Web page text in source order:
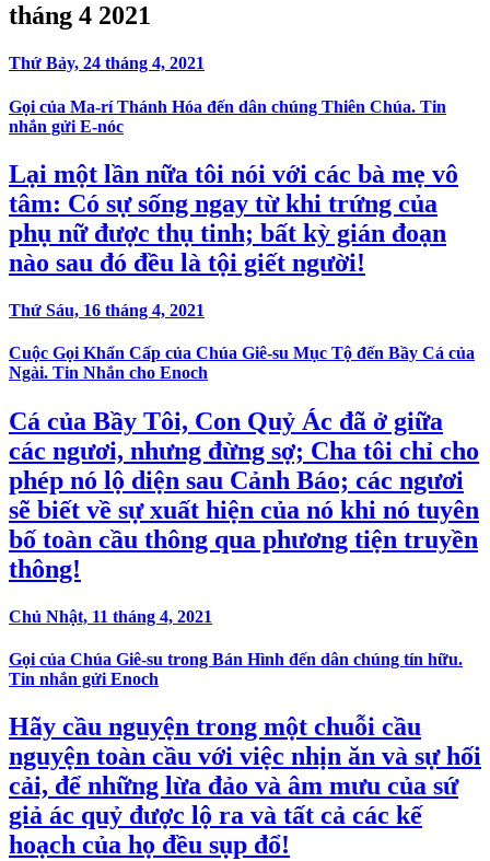
tháng 4 2021
Thứ Bảy, 24 tháng 4, 2021
Gọi của Ma-rí Thánh Hóa đến dân chúng Thiên Chúa. Tin
nhắn gửi E-nóc
Lại một lần nữa tôi nói với các bà mẹ vô
tâm: Có sự sống ngay từ khi trứng của
phụ nữ được thụ tinh; bất kỳ gián đoạn
nào sau đó đều là tội giết người!
Thứ Sáu, 16 tháng 4, 2021
Cuộc Gọi Khẩn Cấp của Chúa Giê-su Mục Tộ đến Bầy Cá của
Ngài. Tin Nhắn cho Enoch
Cá của Bầy Tôi, Con Quỷ Ác đã ở giữa
các ngươi, nhưng đừng sợ; Cha tôi chỉ cho
phép nó lộ diện sau Cảnh Báo; các ngươi
sẽ biết về sự xuất hiện của nó khi nó tuyên
bố toàn cầu thông qua phương tiện truyền
thông!
Chủ Nhật, 11 tháng 4, 2021
Gọi của Chúa Giê-su trong Bán Hình đến dân chúng tín hữu.
Tin nhắn gửi Enoch
Hãy cầu nguyện trong một chuỗi cầu
nguyện toàn cầu với việc nhịn ăn và sự hối
cải, để những lừa đảo và âm mưu của sứ
giả ác quỷ được lộ ra và tất cả các kế
hoạch của họ đều sụp đổ!